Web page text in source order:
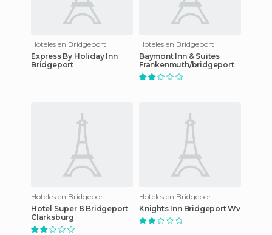
Hoteles en Bridgeport
Express By Holiday Inn
Bridgeport
Hoteles en Bridgeport
Baymont Inn & Suites
Frankenmuth/bridgeport
Hoteles en Bridgeport
Hotel Super 8 Bridgeport
Clarksburg
Hoteles en Bridgeport
Knights Inn Bridgeport Wv